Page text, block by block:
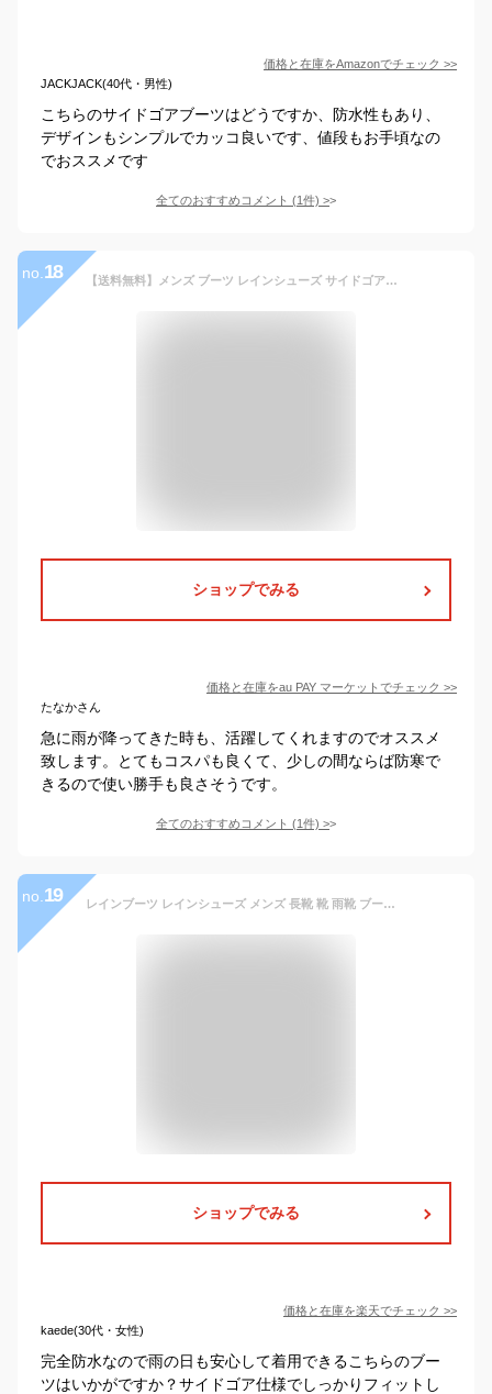
価格と在庫をAmazonでチェック >>
JACKJACK(40代・男性)
こちらのサイドゴアブーツはどうですか、防水性もあり、
デザインもシンプルでカッコ良いです、値段もお手頃なの
でおススメです
全てのおすすめコメント (1件) >
no. 18 【送料無料】メンズ ブーツ レインシューズ サイドゴアブーツ 完全防水 ウイングチップ レインブーツ スノーシューズ スノーブーツ ラバ
ショップでみる
価格と在庫をau PAY マーケット でチェック >>
たなかさん
急に雨が降ってきた時も、活躍してくれますのでオススメ
致します。とてもコスパも良くて、少しの間ならば防寒で
きるので使い勝手も良さそうです。
全てのおすすめコメント (1件) >
no. 19 レインブーツ レインシューズ メンズ 長靴 靴 雨靴 ブーツ ショート 黒 茶 ブラック ブラウン 防水 雨の日 サイドゴアブーツ サイドゴア メダリオン カジュアルブーツ 軽量 軽い おしゃれ ビジネス 歩きやすい Trackers-MATE TR-744 父の日 ギフト
ショップでみる
価格と在庫を楽天でチェック >>
kaede(30代・女性)
完全防水なので雨の日も安心して着用できるこちらのブー
ツはいかがですか？サイドゴア仕様でしっかりフィットし